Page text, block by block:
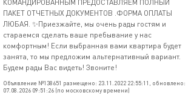
КОМАНДИРОВАННЫМ ПРЕДОСТАВЛЯЕМ ПОЛНЫЙ
ПАКЕТ ОТЧЕТНЫХ ДОКУМЕНТОВ .ФОРМА ОПЛАТЫ
ЛЮБАЯ. ✨Приезжайте, мы очень рады гостям и
стараемся сделать ваше пребывание у нас
комфортным! Если выбранная вами квартира будет
занята, то мы предложим альтернативный вариант.
Будем рады Вас видеть! Звоните!
Объявление №138651 размещено: 23.11.2022 22:55:11, обновлено:
07.08.2026 09:51:26 (по московскому времени)